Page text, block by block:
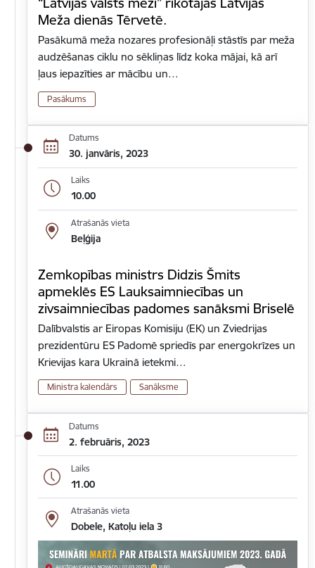
Meža dienās Tērvetē.
Pasākumā meža nozares profesionāļi stāstīs par meža
audzēšanas ciklu no sēkliņas līdz koka mājai, kā arī
ļaus iepazīties ar mācību un…
Pasākums
Datums
30. janvāris, 2023
Laiks
10.00
Atrašanās vieta
Beļģija
Zemkopības ministrs Didzis Šmits
apmeklēs ES Lauksaimniecības un
zivsaimniecības padomes sanāksmi Briselē
Dalībvalstis ar Eiropas Komisiju (EK) un Zviedrijas
prezidentūru ES Padomē spriedīs par energokrīzes un
Krievijas kara Ukrainā ietekmi…
Ministra kalendārs Sanāksme
Datums
2. februāris, 2023
Laiks
11.00
Atrašanās vieta
Dobele, Katoļu iela 3